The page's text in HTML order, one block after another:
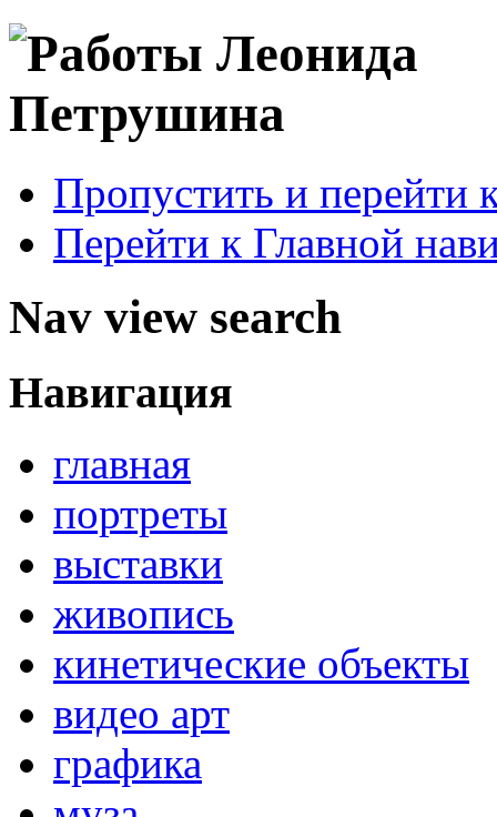
Пропустить и перейти
Перейти к Главной
Nav view search
Навигация
главная
портреты
выставки
живопись
кинетические объекты
видео арт
графика